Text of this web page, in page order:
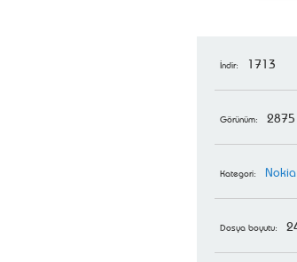
İndir: 1713
Görünüm: 2875
Kategori: Nokia
Dosya boyutu: